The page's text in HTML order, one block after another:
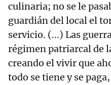
culinaria; no se le
guardián del local el
servicio. (...) Las
régimen patriarcal de
creando el vivir que
todo se tiene y se